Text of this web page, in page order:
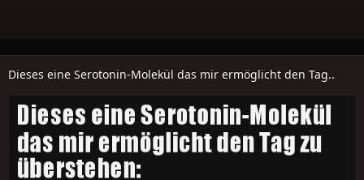
Dieses eine Serotonin-Molekül das mir ermöglicht den Tag..